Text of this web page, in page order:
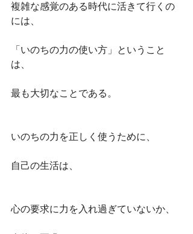
複雑な感覚のある時代に活きて行くの
には、
「いのちの力の使い方」ということ
は、
最も大切なことである。
いのちの力を正しく使うために、
自己の生活は、
心の要求に力を入れ過ぎていないか、